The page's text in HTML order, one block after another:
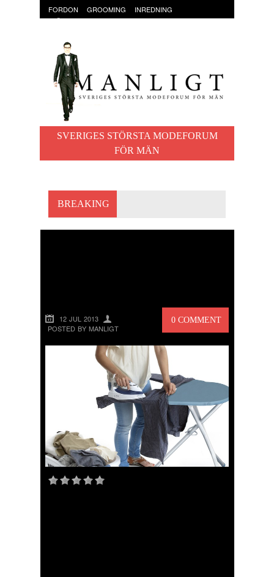
FORDON GROOMING
INREDNING
KLÄDER & ACCESSOARER
MAT OCH DRYCK
SVERIGES STÖRSTA MODEFORUM
FÖR MÄN
BREAKING
0 COMMENT
12 JUL 2013
POSTED BY MANLIGT